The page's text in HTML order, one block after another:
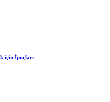
için İpuçları